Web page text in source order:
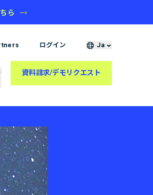
ら
ログイン Ja
資料請求/デモリクエスト